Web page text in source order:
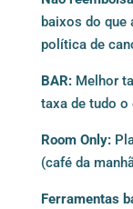
baixos do que
política de
BAR: Melhor
taxa de tudo o
Room Only:
(café da
Ferramentas